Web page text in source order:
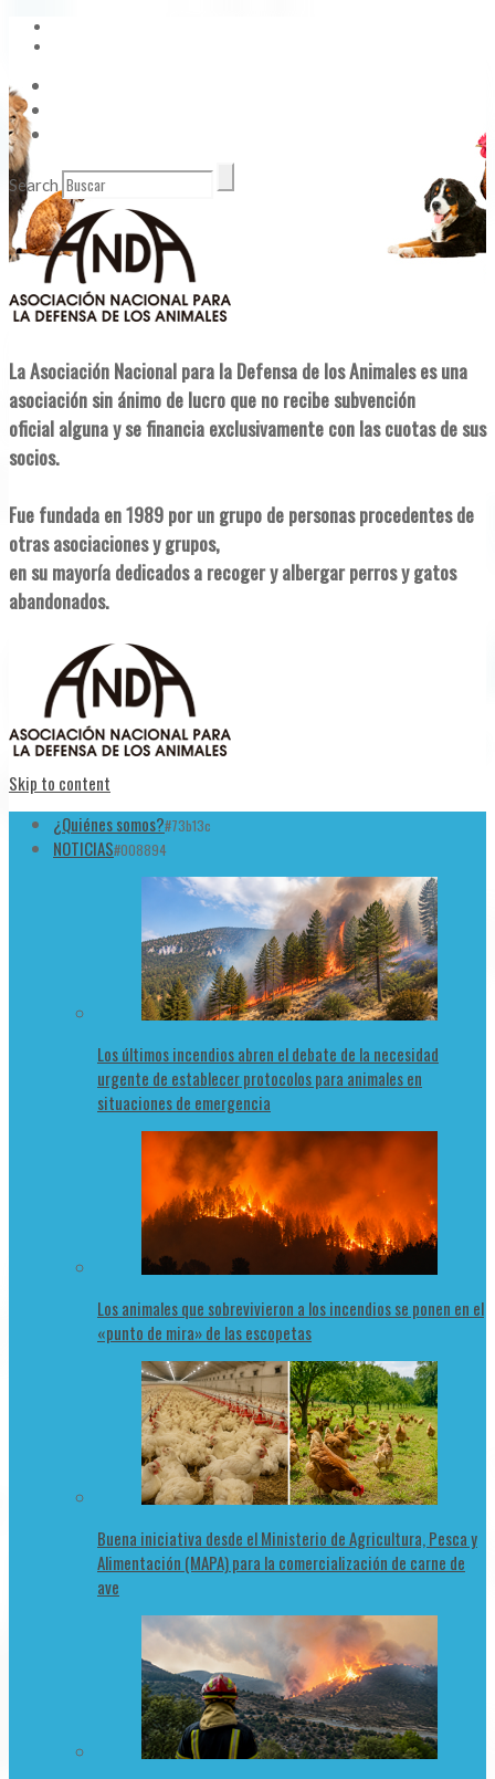
Search
La Asociación Nacional para la Defensa de los Animales es una
asociación sin ánimo de lucro que no recibe subvención
oficial alguna y se financia exclusivamente con las cuotas de sus
socios.
Fue fundada en 1989 por un grupo de personas procedentes de
otras asociaciones y grupos,
en su mayoría dedicados a recoger y albergar perros y gatos
abandonados.
Skip to content
¿Quiénes somos?#73b13c
NOTICIAS#008894
Los últimos incendios abren el debate de la necesidad
urgente de establecer protocolos para animales en
situaciones de emergencia
Los animales que sobrevivieron a los incendios se ponen en el
«punto de mira» de las escopetas
Buena iniciativa desde el Ministerio de Agricultura, Pesca y
Alimentación (MAPA) para la comercialización de carne de
ave